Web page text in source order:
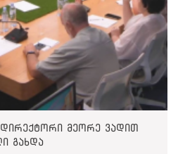
დირექტორი მეორე ვადით
გახდა